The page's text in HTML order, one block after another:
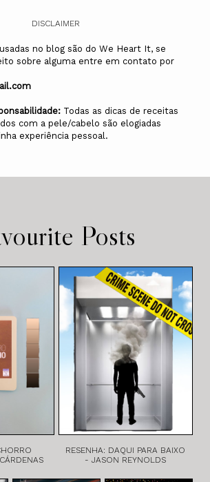
DISCLAIMER
no blog são do We Heart It, se
sobre alguma entre em contato por
Todas as dicas de receitas
com a pele/cabelo são elogiadas
experiência pessoal.
Posts
RESENHA: DAQUI PARA BAIXO
- JASON REYNOLDS